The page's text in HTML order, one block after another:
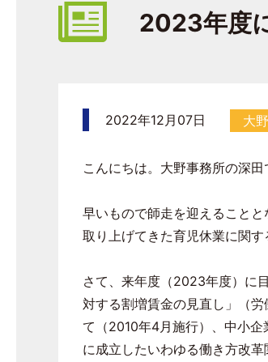
2023年度
2022年12月07日 大
こんにちは。大野事務所の深田
早いもので師走を迎えること
取り上げてきた育児休業に関す
さて、来年度（2023年度）に
対する割増賃金の見直し」（
て（2010年4月施行）、中小
に成立したいわゆる働き方改